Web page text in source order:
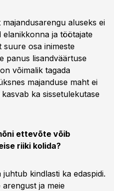
aluseks ei
ja töötajate
suure osa inimeste
panus lisandväärtuse
võimalik tagada
majanduse maht ei
ka sissetulekutase
ettevõte võib
riiki kolida?
kindlasti ka edaspidi.
ja meie